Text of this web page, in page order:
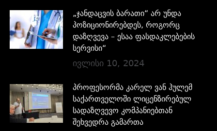
„ჯანდაცვის ბარათი“ არ უნდა
პოზიციონირებდეს, როგორც
დაზღვევა – ესაა ფასდაკლებების
სერვისი“
ივლისი 10, 2024
პროფესორმა კარელ ვან ჰულემ
საქართველოში ლიცენზირებულ
სადაზღვევო კომპანიებთან
შეხვედრა გამართა